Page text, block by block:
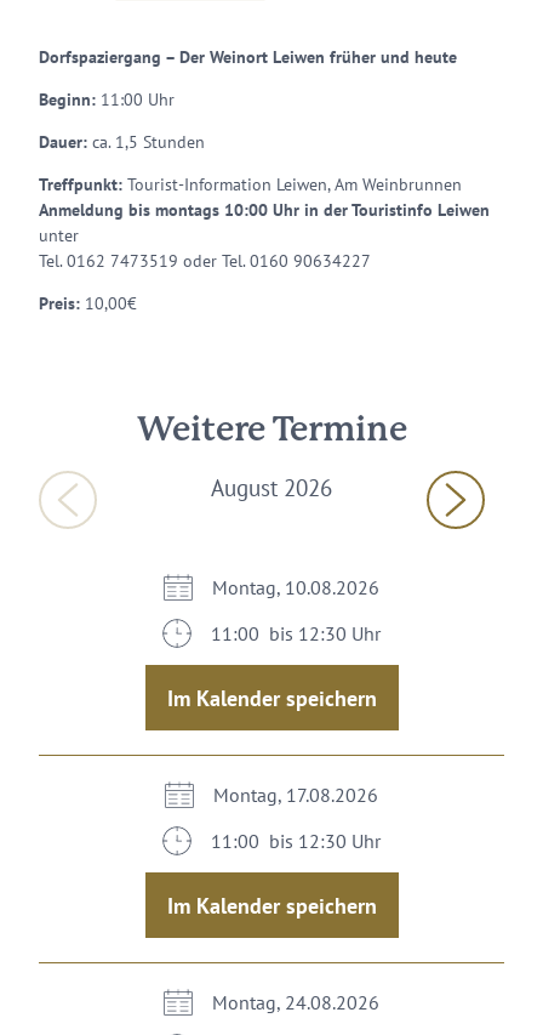
Dorfspaziergang – Der Weinort Leiwen früher und heute
Beginn: 11:00 Uhr
Dauer: ca. 1,5 Stunden
Treffpunkt: Tourist-Information Leiwen, Am Weinbrunnen
Anmeldung bis montags 10:00 Uhr in der Touristinfo Leiwen
unter
Tel. 0162 7473519 oder Tel. 0160 90634227
Preis: 10,00€
Weitere Termine
August 2026
Montag, 10.08.2026
11:00 bis 12:30 Uhr
Im Kalender speichern
Montag, 17.08.2026
11:00 bis 12:30 Uhr
Im Kalender speichern
Montag, 24.08.2026